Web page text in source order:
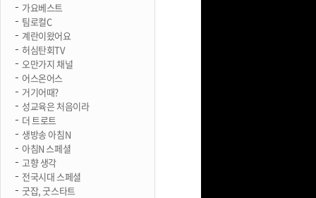
가요베스트
팀로컬C
계란이왔어요
허심탄회TV
오만가지 채널
어스온어스
거기어때?
성교육은 처음이라
더 트로트
생방송 아침N
아침N 스페셜
고향 생각
전국시대 스페셜
굿잡, 굿스타트